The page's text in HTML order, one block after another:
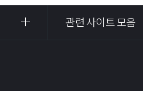
관련 사이트 모음